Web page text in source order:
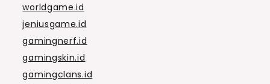
worldgame.id
jeniusgame.id
gamingnerf.id
gamingskin.id
gamingclans.id